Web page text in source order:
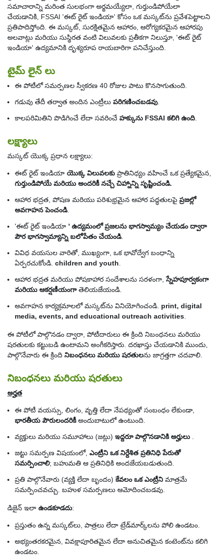
సమాచారాన్ని మరింత సులభంగా అర్థమయ్యేలా, గుర్తుండిపోయేలా
చేయడానికి, FSSAI 'ఈట్ రైట్ ఇండియా' కోసం ఒక మస్కట్‌ను ప్రవేశపెట్టాలని
ప్రతిపాదిస్తోంది. ఈ మస్కట్, సురక్షితమైన ఆహారం, ఆరోగ్యకరమైన ఆహారపు
అలవాట్లు మరియు సుస్థిరత వంటి విలువలకు ప్రతీకగా నిలుస్తూ, 'ఈట్ రైట్
ఇండియా' ఉద్యమానికి దృశ్యరూప రాయబారిగా పనిచేస్తుంది.
టైమ్ లైన్ లు
ఈ పోటీలో సమర్పణల స్వీకరణ 40 రోజుల పాటు కొనసాగుతుంది.
గడువు తేదీ తర్వాత అందిన ఎంట్రీలు పరిగణించబడవు.
కాలపరిమితిని పొడిగించే లేదా సవరించే హక్కును FSSAI కలిగి ఉంది.
లక్ష్యాలు
మస్కట్ యొక్క ప్రధాన లక్ష్యాలు:
ఈట్ రైట్ ఇండియా యొక్క విలువలకు ప్రాతినిధ్యం వహించే ఒక ప్రత్యేకమైన,
గుర్తుండిపోయే మరియు అందరికీ నచ్చే చిహ్నాన్ని సృష్టించండి.
ఆహార భద్రత, పోషణ మరియు పరిశుభ్రమైన ఆహార పద్ధతులపై ప్రజల్లో
అవగాహన పెంచండి.
'ఈట్ రైట్ ఇండియా ' ఉద్యమంలో ప్రజలను భాగస్వామ్యం చేయడం ద్వారా
పౌర భాగస్వామ్యాన్ని బలోపేతం చేయండి.
వివిధ వయసుల వారితో, ముఖ్యంగా, ఒక భావోద్వేగ బంధాన్ని
ఏర్పరచుకోండి. children and youth.
ఆహార భద్రత మరియు పోషకాహార సందేశాలను సరళంగా,స్నేహపూర్వకంగా
మరియు ఆకర్షణీయంగాతెలియజేయండి.
అవగాహన కార్యక్రమాలలో మస్కట్‌ను వినియోగించండి. print, digital
media, events, and educational outreach activities.
ఈ పోటీలో పాల్గొనడం ద్వారా, పోటీదారులు ఈ క్రింది నిబంధనలు మరియు
షరతులకు కట్టుబడి ఉంటామని అంగీకరిస్తారు. దరఖాస్తు చేయడానికి ముందు,
పాల్గొనేవారు ఈ క్రింది నిబంధనలు మరియు షరతులను జాగ్రత్తగా చదవాలి.
నిబంధనలు మరియు షరతులు
అర్హత
ఈ పోటీ వయస్సు, లింగం, వృత్తి లేదా నేపథ్యంతో సంబంధం లేకుండా,
భారతీయ పౌరులందరికీఅందుబాటులో ఉంటుంది.
వ్యక్తులు మరియు సమూహాలు (జట్లు) ఇద్దరూ పాల్గొనడానికి అర్హులు .
జట్టు సమర్పణ విషయంలో, ఎంట్రీని ఒక నిర్దేశిత ప్రతినిధి పేరుతో
సమర్పించాలి; బహుమతి ఆ ప్రతినిధికి అందజేయబడుతుంది.
ప్రతి పాల్గొనేవారు (వ్యక్తి లేదా బృందం) కేవలం ఒక ఎంట్రీని మాత్రమే
సమర్పించవచ్చు. బహుళ సమర్పణలు ఆమోదించబడవు.
డిజైన్ ఇలా ఉండకూడదు:
ప్రస్తుతం ఉన్న మస్కట్‌లు, పాత్రలు లేదా ట్రేడ్‌మార్క్‌లను పోలి ఉండటం.
అభ్యంతరకరమైన, వివక్షాపూరితమైన లేదా అనుచితమైన కంటెంట్‌ను కలిగి
ఉండటం.